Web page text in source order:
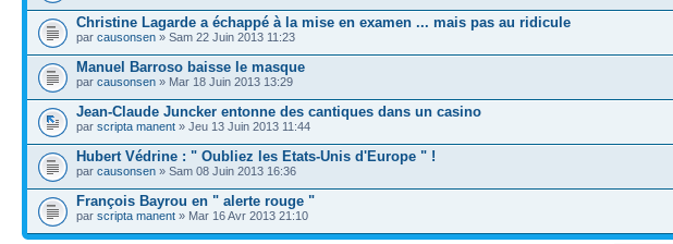
Christine Lagarde a échappé à la mise en examen ... mais pas au ridicule
par causonsen » Sam 22 Juin 2013 11:23
Manuel Barroso baisse le masque
par causonsen » Mar 18 Juin 2013 13:29
Jean-Claude Juncker entonne des cantiques dans un casino
par scripta manent » Jeu 13 Juin 2013 11:44
Hubert Védrine : " Oubliez les Etats-Unis d'Europe " !
par causonsen » Sam 08 Juin 2013 16:36
François Bayrou en " alerte rouge "
par scripta manent » Mar 16 Avr 2013 21:10